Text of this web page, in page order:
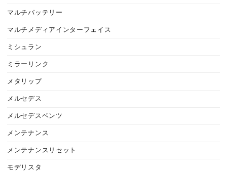
マルチバッテリー
マルチメディアインターフェイス
ミシュラン
ミラーリンク
メタリップ
メルセデス
メルセデスベンツ
メンテナンス
メンテナンスリセット
モデリスタ